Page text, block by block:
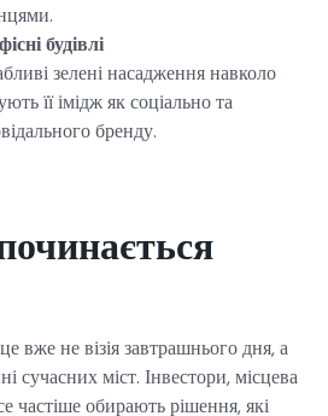
будівлі
зелені насадження навколо
її імідж як соціально та
бренду.
вже не візія завтрашнього дня, а
сучасних міст. Інвестори, місцева
частіше обирають рішення, які